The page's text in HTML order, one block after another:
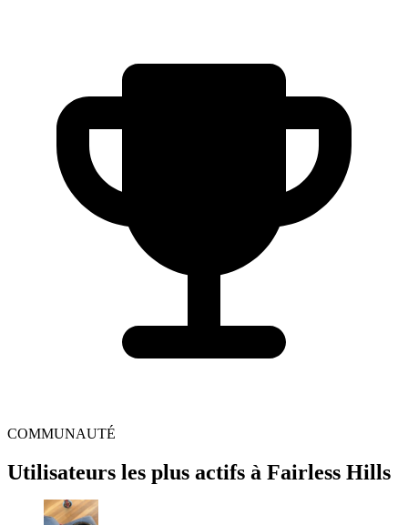
COMMUNAUTÉ
Utilisateurs les plus actifs à Fairless Hills